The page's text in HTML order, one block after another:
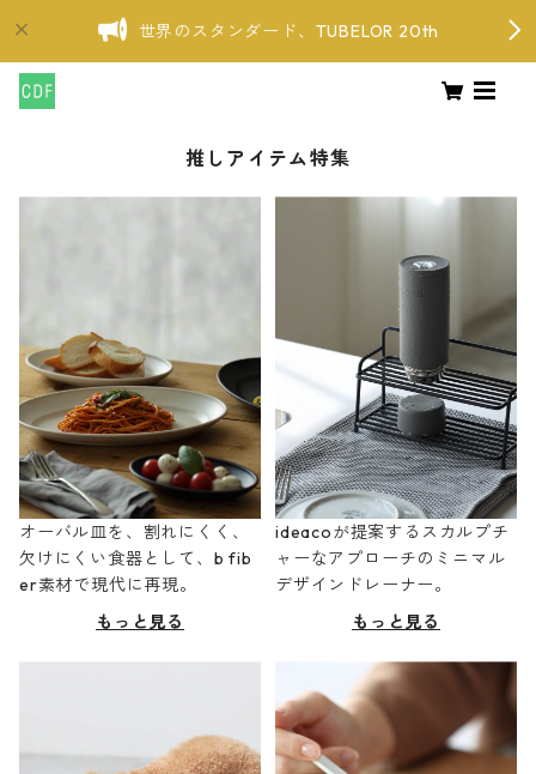
世界のスタンダード、TUBELOR 20th
推しアイテム特集
オーバル皿を、割れにくく、
欠けにくい食器として、b fib
er素材で現代に再現。
もっと見る
ideacoが提案するスカルプチ
ャーなアプローチのミニマル
デザインドレーナー。
もっと見る